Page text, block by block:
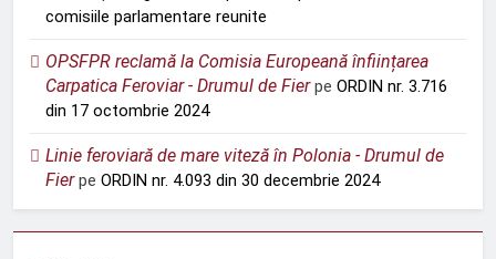
comisiile parlamentare reunite
OPSFPR reclamă la Comisia Europeană înființarea
Carpatica Feroviar - Drumul de Fierpe ORDIN nr. 3.716
din 17 octombrie 2024
Linie feroviară de mare viteză în Polonia - Drumul de
Fierpe ORDIN nr. 4.093 din 30 decembrie 2024